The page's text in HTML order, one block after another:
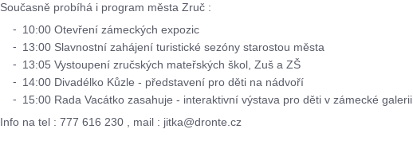
Současně probíhá i program města Zruč :
10:00 Otevření zámeckých expozic
13:00 Slavnostní zahájení turistické sezóny starostou města
13:05 Vystoupení zručských mateřských škol, Zuš a ZŠ
14:00 Divadélko Kůzle - představení pro děti na nádvoří
15:00 Rada Vacátko zasahuje - interaktivní výstava pro děti v zámecké galerii
Info na tel : 777 616 230 , mail : jitka@dronte.cz